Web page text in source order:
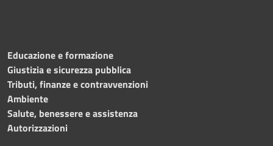
Educazione e formazione
Giustizia e sicurezza pubblica
Tributi, finanze e contravvenzioni
Ambiente
Salute, benessere e assistenza
Autorizzazioni